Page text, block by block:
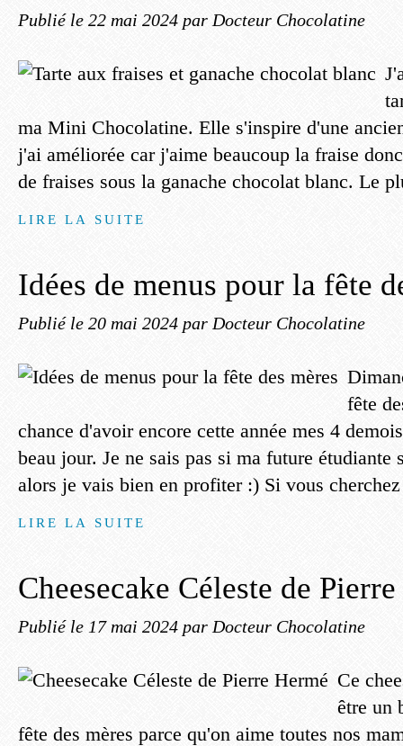
Publié le 22 mai 2024 par Docteur Chocolatine
ma Mini Chocolatine. Elle s'inspire d'une
j'ai améliorée car j'aime beaucoup la fraise
de fraises sous la ganache chocolat blanc. Le
LIRE LA SUITE
Idées de menus pour la fête
Publié le 20 mai 2024 par Docteur Chocolatine
fête
chance d'avoir encore cette année mes 4
beau jour. Je ne sais pas si ma future étudiante
alors je vais bien en profiter :) Si vous
LIRE LA SUITE
Cheesecake Céleste de
Publié le 17 mai 2024 par Docteur Chocolatine
Ce
être un
fête des mères parce qu'on aime toutes nos